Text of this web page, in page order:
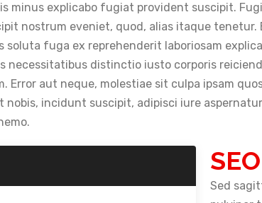
minus explicabo fugiat provident suscipit.
nostrum eveniet, quod, alias itaque
soluta fuga ex reprehenderit laboriosam
necessitatibus distinctio iusto corporis
Error aut neque, molestiae sit culpa ipsam
incidunt suscipit, adipisci iure
Sed